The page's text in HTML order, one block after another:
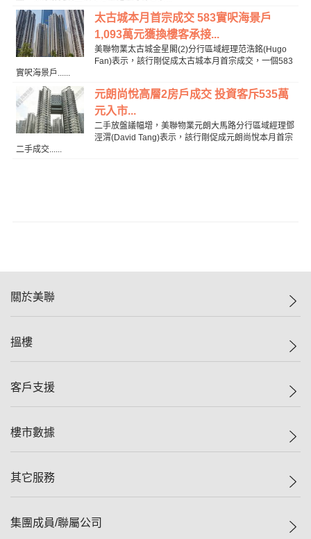
太古城本月首宗成交 583實呎海景戶
1,093萬元獲換樓客承接...
美聯物業太古城金星閣(2)分行區域經理范浩銘(Hugo
Fan)表示，該行剛促成太古城本月首宗成交，一個583
實呎海景戶......
元朗尚悅高層2房戶成交 投資客斥535萬
元入市...
二手放盤議幅增，美聯物業元朗大馬路分行區域經理鄧
涇渭(David Tang)表示，該行剛促成元朗尚悅本月首宗
二手成交......
關於美聯
美聯集團
人才招募
搵樓
一手新盤
減價
美聯豪宅
獨家樓盤
租盤
客戶支援
自助放盤
查詢熱線
按揭計算機
樓市數據
樓價指數
歷史成交
其它服務
屋苑專頁
集團成員/聯屬公司